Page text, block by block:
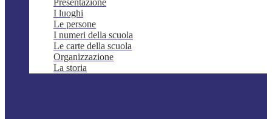
Presentazione
I luoghi
Le persone
I numeri della scuola
Le carte della scuola
Organizzazione
La storia